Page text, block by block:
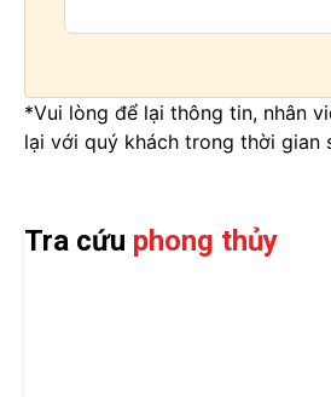
*Vui lòng để lại thông tin, nhân
lại với quý khách trong thời gian
Tra cứu phong thủy